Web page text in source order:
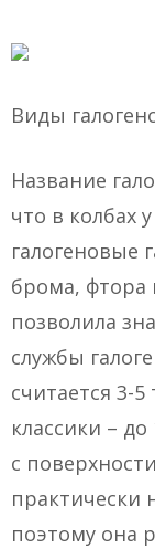
Виды
Название
что в колбах
галогеновые
брома, фтора
позволила
службы
считается 3-
классики –
с
практически
поэтому она